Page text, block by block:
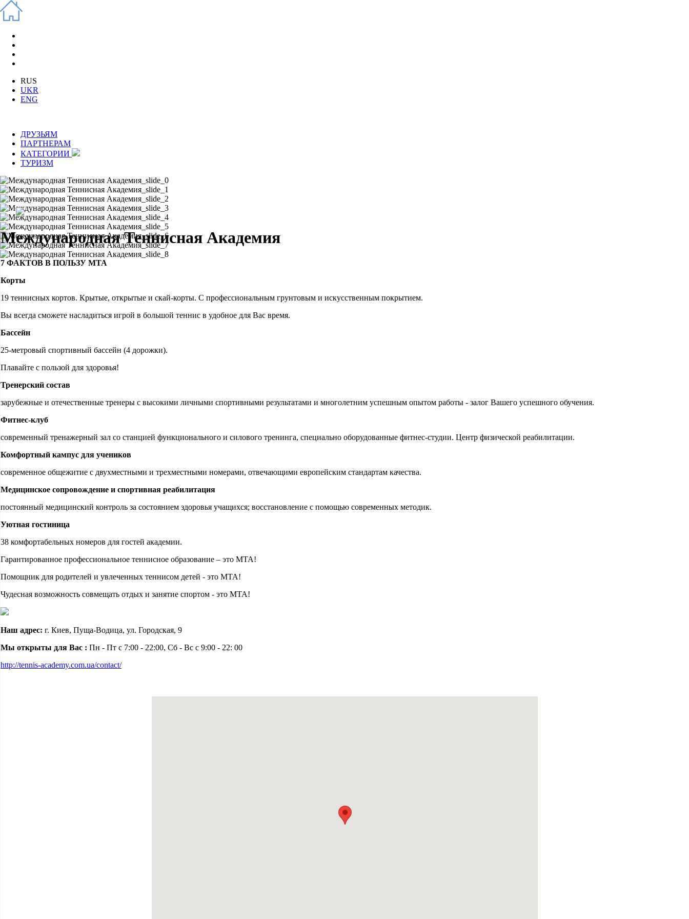
RUS
UKR
ENG
ДРУЗЬЯМ
ПАРТНЕРАМ
КАТЕГОРИИ
ТУРИЗМ
Международная Теннисная Академия
7 ФАКТОВ В ПОЛЬЗУ МТА
Корты
19 теннисных кортов. Крытые, открытые и скай-корты. С профессиональным грунтовым и искусственным покрытием.
Вы всегда сможете насладиться игрой в большой теннис в удобное для Вас время.
Бассейн
25-метровый спортивный бассейн (4 дорожки).
Плавайте с пользой для здоровья!
Тренерский состав
зарубежные и отечественные тренеры с высокими личными спортивными результатами и многолетним успешным опытом работы - залог Вашего успешного обучения.
Фитнес-клуб
современный тренажерный зал со станцией функционального и силового тренинга, специально оборудованные фитнес-студии. Центр физической реабилитации.
Комфортный кампус для учеников
современное общежитие с двухместными и трехместными номерами, отвечающими европейским стандартам качества.
Медицинское сопровождение и спортивная реабилитация
постоянный медицинский контроль за состоянием здоровья учащихся; восстановление с помощью современных методик.
Уютная гостиница
38 комфортабельных номеров для гостей академии.
Гарантированное профессиональное теннисное образование – это МТА!
Помощник для родителей и увлеченных теннисом детей - это МТА!
Чудесная возможность совмещать отдых и занятие спортом - это МТА!
Наш адрес: г. Киев, Пуща-Водица, ул. Городская, 9
Мы открыты для Вас : Пн - Пт с 7:00 - 22:00, Сб - Вс с 9:00 - 22: 00
http://tennis-academy.com.ua/contact/